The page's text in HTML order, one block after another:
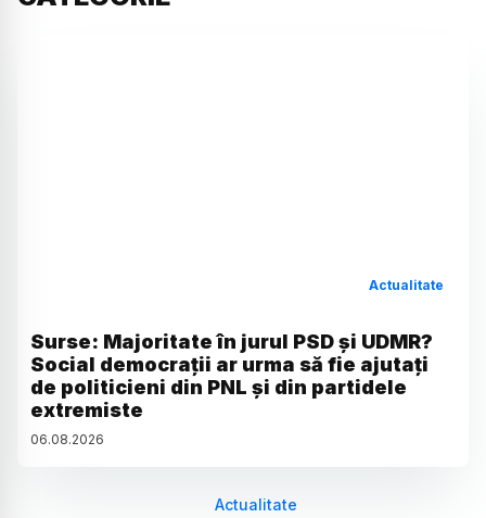
Actualitate
Surse: Majoritate în jurul PSD și UDMR?
Social democrații ar urma să fie ajutați
de politicieni din PNL și din partidele
extremiste
06.08.2026
Actualitate